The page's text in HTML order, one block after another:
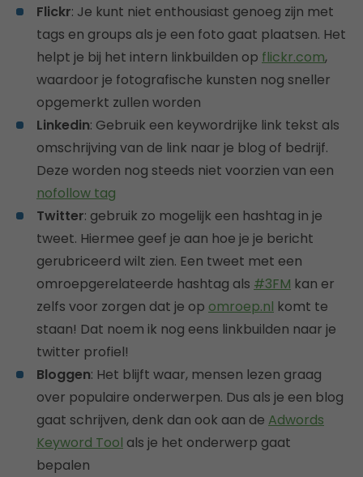
Flickr: Je kunt niet enthousiast genoeg zijn met
tags en groups als je een foto gaat plaatsen. Het
helpt je bij het intern linkbuilden op flickr.com,
waardoor je fotografische kunsten nog sneller
opgemerkt zullen worden
Linkedin: Gebruik een keywordrijke link tekst als
omschrijving van de link naar je blog of bedrijf.
Deze worden nog steeds niet voorzien van een
nofollow tag
Twitter: gebruik zo mogelijk een hashtag in je
tweet. Hiermee geef je aan hoe je je bericht
gerubriceerd wilt zien. Een tweet met een
omroepgerelateerde hashtag als #3FM kan er
zelfs voor zorgen dat je op omroep.nl komt te
staan! Dat noem ik nog eens linkbuilden naar je
twitter profiel!
Bloggen: Het blijft waar, mensen lezen graag
over populaire onderwerpen. Dus als je een blog
gaat schrijven, denk dan ook aan de Adwords
Keyword Tool als je het onderwerp gaat
bepalen